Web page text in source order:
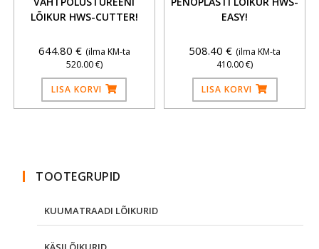
LÕIKUR HWS-CUTTER!
644.80 € (ilma KM-ta
520.00€)
LISA KORVI
EASY!
508.40€ (ilma KM-ta
410.00€)
LISA KORVI
TOOTEGRUPID
KUUMATRAADI LÕIKURID